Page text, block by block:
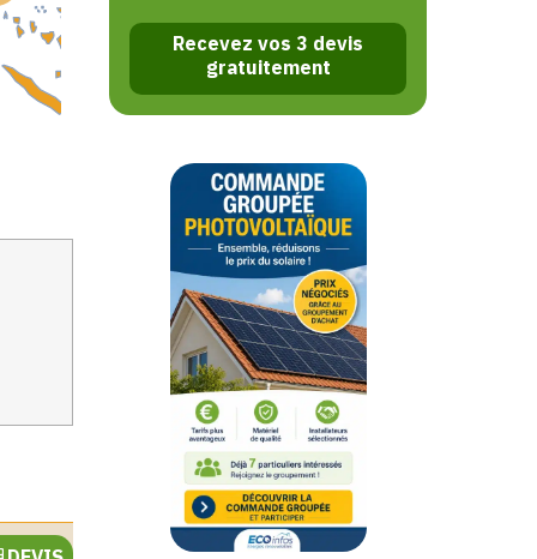
Recevez vos 3 devis
gratuitement